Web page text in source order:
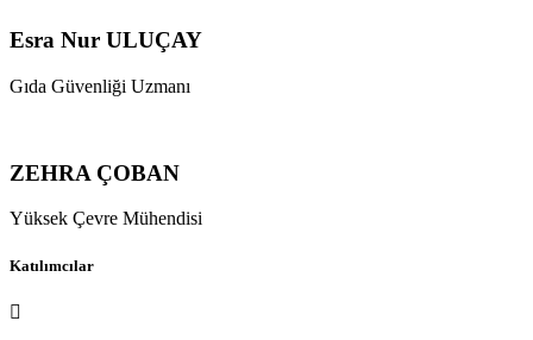
Esra Nur ULUÇAY
Gıda Güvenliği Uzmanı
ZEHRA ÇOBAN
Yüksek Çevre Mühendisi
Katılımcılar